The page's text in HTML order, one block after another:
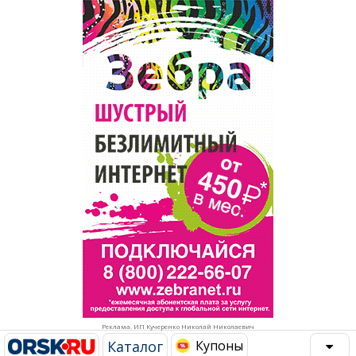
Реклама. ИП Кучеренко Николай Николаевич
Каталог Купоны
Рестораны, кафе, бары
Развлечения и отдых
Спорт Фитнес
Недвижимость
Красота Косметология
Торговля
Бизнес и финансы
Юристы, Экспертиза, Страхование
Ремонт
Социальные организации
Это интересно
Администрация
Популярное →